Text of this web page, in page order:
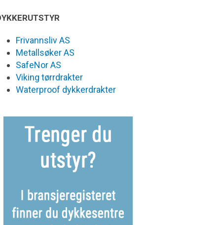
Frivannsliv AS
Metallsøker AS
SafeNor AS
Viking tørrdrakter
Waterproof dykkerdrakter